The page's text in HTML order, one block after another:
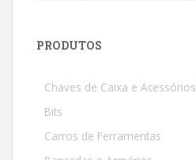
PRODUTOS
Chaves de Caixa e Acessórios
Bits
Carros de Ferramentas